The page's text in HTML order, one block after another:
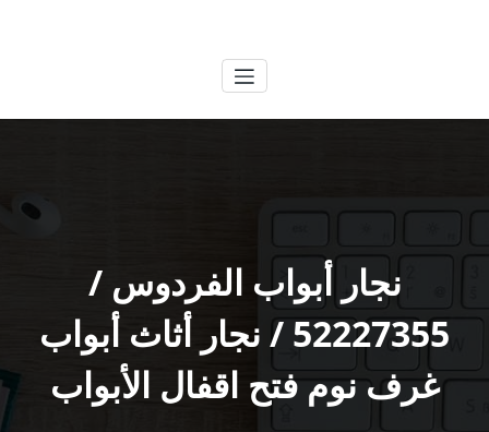
نجار أبواب الفردوس /
52227355 / نجار أثاث أبواب
غرف نوم فتح اقفال الأبواب